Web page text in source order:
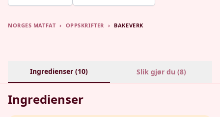
NORGES MATFAT › OPPSKRIFTER › BAKEVERK
Ingredienser (10) Slik gjør du (8)
Ingredienser